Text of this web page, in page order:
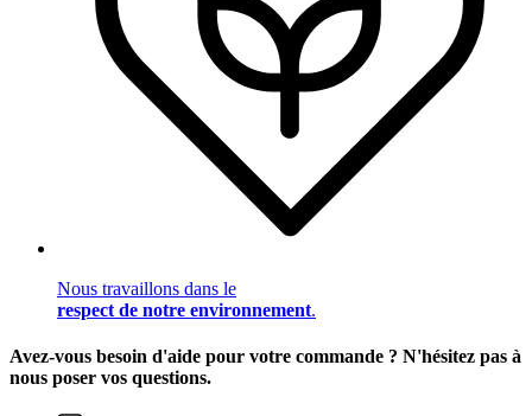
Nous travaillons dans le
respect de notre environnement.
Avez-vous besoin d'aide pour votre commande ? N'hésitez pas à
nous poser vos questions.